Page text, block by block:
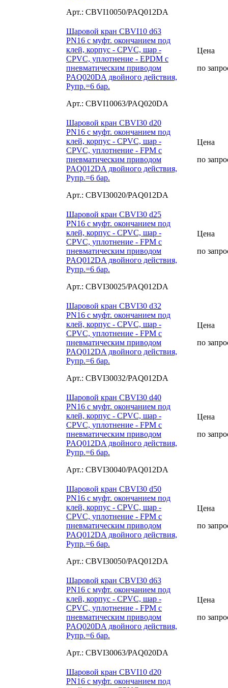
Арт.: CBVI10050/PAQ012DA
Шаровой кран CBVI10 d63
PN16 с муфт. окончанием под
клей, корпус - CPVC, шар -
CPVC, уплотнение - EPDM с
пневматическим приводом
PAQ020DA двойного действия,
Рупр.=6 бар.
Арт.: CBVI10063/PAQ020DA
Цена
по
Шаровой кран CBVI30 d20
PN16 с муфт. окончанием под
клей, корпус - CPVC, шар -
CPVC, уплотнение - FPM с
пневматическим приводом
PAQ012DA двойного действия,
Рупр.=6 бар.
Арт.: CBVI30020/PAQ012DA
Цена
по
Шаровой кран CBVI30 d25
PN16 с муфт. окончанием под
клей, корпус - CPVC, шар -
CPVC, уплотнение - FPM с
пневматическим приводом
PAQ012DA двойного действия,
Рупр.=6 бар.
Арт.: CBVI30025/PAQ012DA
Цена
по
Шаровой кран CBVI30 d32
PN16 с муфт. окончанием под
клей, корпус - CPVC, шар -
CPVC, уплотнение - FPM с
пневматическим приводом
PAQ012DA двойного действия,
Рупр.=6 бар.
Арт.: CBVI30032/PAQ012DA
Цена
по
Шаровой кран CBVI30 d40
PN16 с муфт. окончанием под
клей, корпус - CPVC, шар -
CPVC, уплотнение - FPM с
пневматическим приводом
PAQ012DA двойного действия,
Рупр.=6 бар.
Арт.: CBVI30040/PAQ012DA
Цена
по
Шаровой кран CBVI30 d50
PN16 с муфт. окончанием под
клей, корпус - CPVC, шар -
CPVC, уплотнение - FPM с
пневматическим приводом
PAQ012DA двойного действия,
Рупр.=6 бар.
Арт.: CBVI30050/PAQ012DA
Цена
по
Шаровой кран CBVI30 d63
PN16 с муфт. окончанием под
клей, корпус - CPVC, шар -
CPVC, уплотнение - FPM с
пневматическим приводом
PAQ020DA двойного действия,
Рупр.=6 бар.
Арт.: CBVI30063/PAQ020DA
Цена
по
Шаровой кран CBVI10 d20
PN16 с муфт. окончанием под